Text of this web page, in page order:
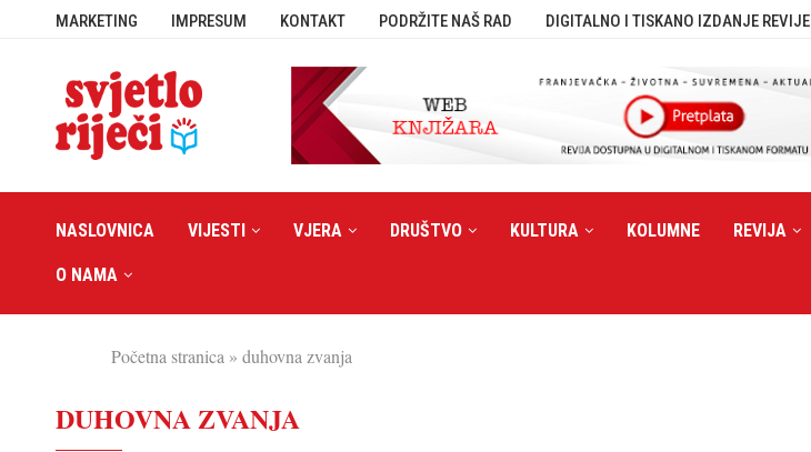
MARKETING IMPRESUM KONTAKT PODRŽITE NAŠ RAD DIGITALNO I TISKANO IZDANJE REVIJE
NASLOVNICA VIJESTI VJERA DRUŠTVO KULTURA KOLUMNE REVIJA
O NAMA
Početna stranica » duhovna zvanja
DUHOVNA ZVANJA